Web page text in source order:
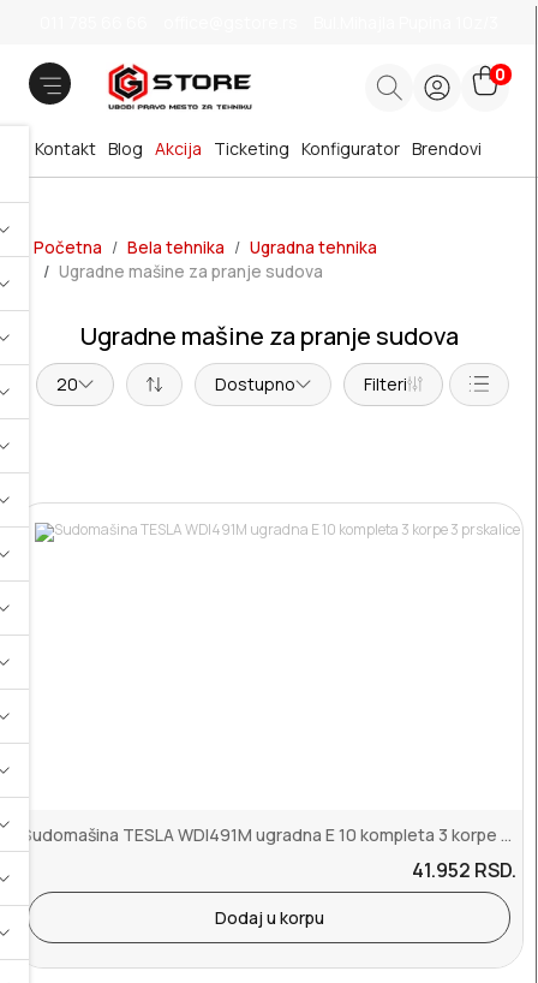
0
Brendovi
Blog Akcija
Kontakt Ticketing Konfigurator
Početna Bela tehnika
Ugradna tehnika
Ugradne mašine za pranje sudova
Ugradne mašine za pranje sudova
20 Dostupno Filteri
Sudomašina TESLA WDI491M ugradna E 10 kompleta 3 korpe 3 prskalice ...
41.952 RSD.
Dodaj u korpu